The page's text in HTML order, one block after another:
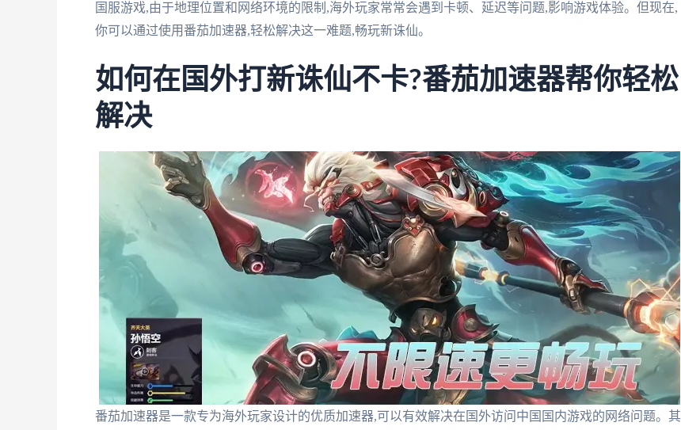
国服游戏,由于地理位置和网络环境的限制,海外玩家常常会遇到卡顿、延迟等问题,影响游戏体验。但现在,
你可以通过使用番茄加速器,轻松解决这一难题,畅玩新诛仙。
如何在国外打新诛仙不卡?番茄加速器帮你轻松
解决
番茄加速器是一款专为海外玩家设计的优质加速器,可以有效解决在国外访问中国国内游戏的网络问题。其